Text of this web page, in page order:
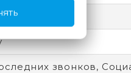
звонков,